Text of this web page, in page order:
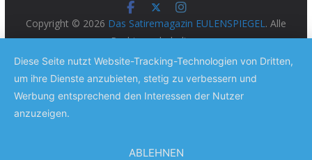
Copyright © 2026 Das Satiremagazin EULENSPIEGEL. Alle
Rechte vorbehalten.
Theme:ColorMag Provon ThemeGrill. Präsentiert von
WordPress.
Diese Seite nutzt Website-Tracking-Technologien von Dritten,
um ihre Dienste anzubieten, stetig zu verbessern und
Werbung entsprechend den Interessen der Nutzer
anzuzeigen.
ABLEHNEN